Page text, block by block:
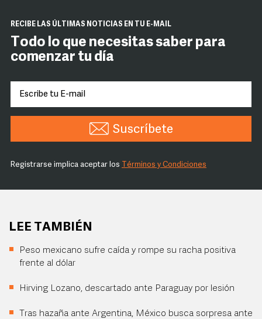
RECIBE LAS ÚLTIMAS NOTICIAS EN TU E-MAIL
Todo lo que necesitas saber para
comenzar tu día
Suscríbete
Registrarse implica aceptar los Términos y Condiciones
LEE TAMBIÉN
Peso mexicano sufre caída y rompe su racha positiva
frente al dólar
Hirving Lozano, descartado ante Paraguay por lesión
Tras hazaña ante Argentina, México busca sorpresa ante